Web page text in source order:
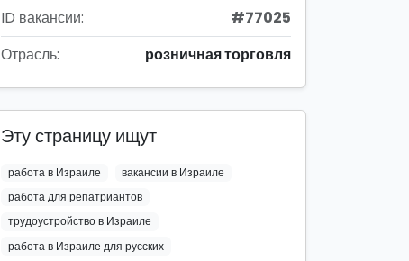
ID вакансии:
#77025
Отрасль:
розничная торговля
Эту страницу ищут
работа в Израиле
вакансии в Израиле
работа для репатриантов
трудоустройство в Израиле
работа в Израиле для русских